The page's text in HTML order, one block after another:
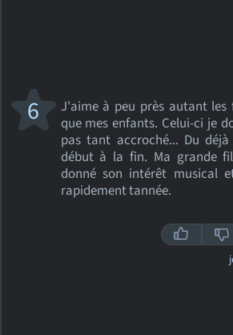
J'aime à peu près autant
que mes enfants. Celui-ci je
pas tant accroché... Du
début à la fin. Ma grande
donné son intérêt musical
rapidement tannée.
6